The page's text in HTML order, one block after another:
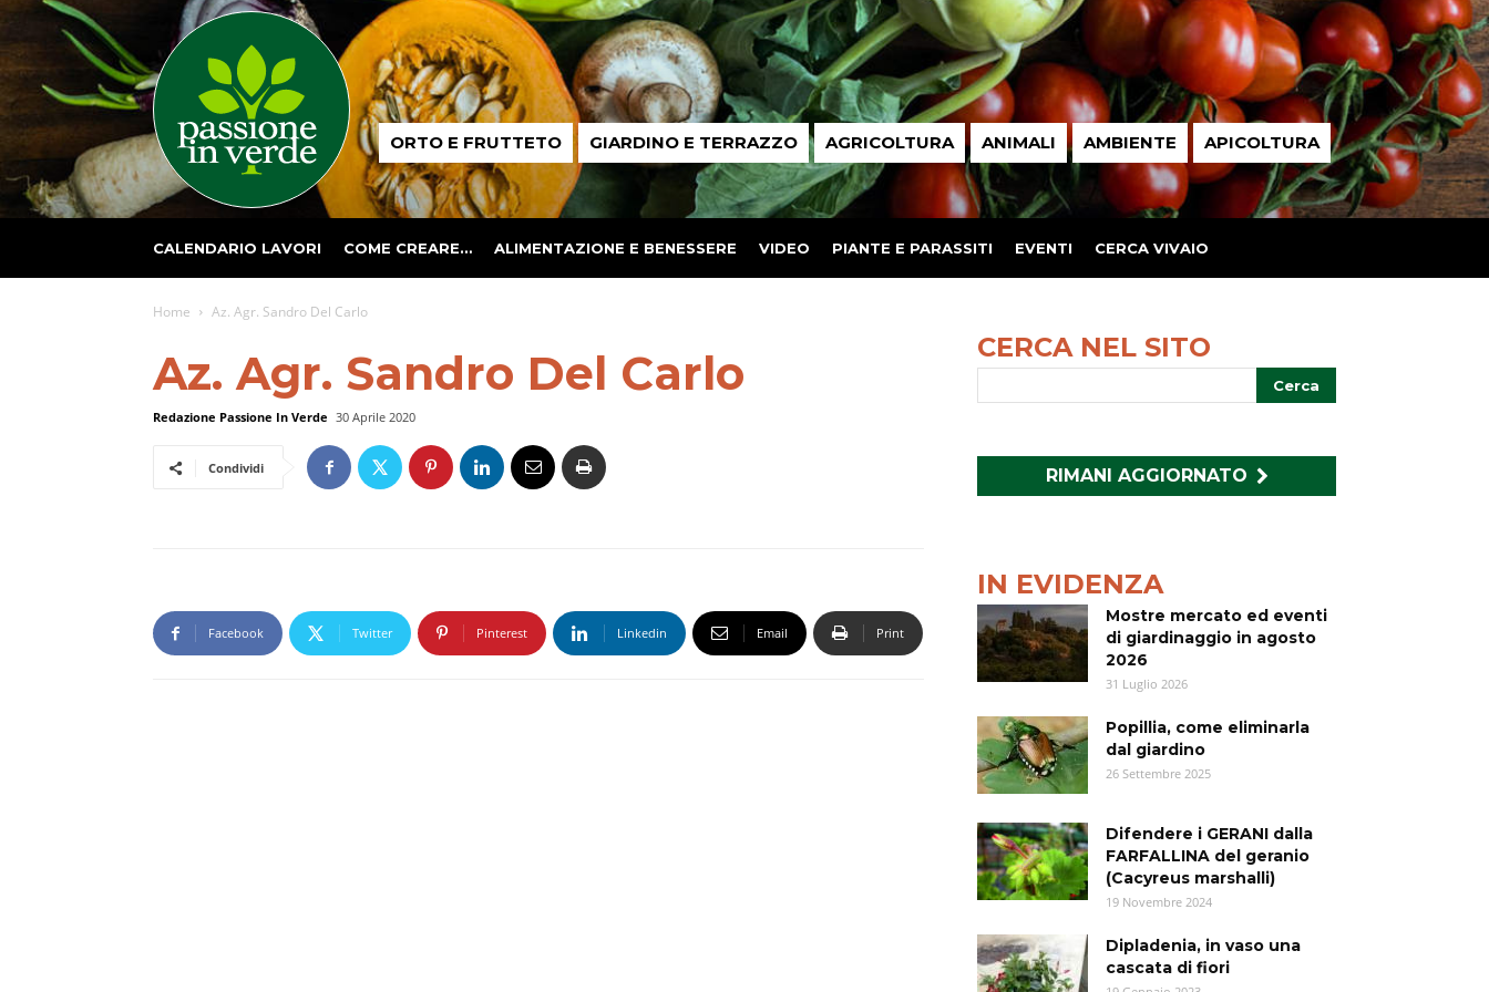
Passione
in ORTO E FRUTTETO GIARDINO E TERRAZZO AGRICOLTURA ANIMALI AMBIENTE APICOLTURA
CALENDARIO LAVORI COME CREARE… ALIMENTAZIONE E BENESSERE VIDEO PIANTE E PARASSITI EVENTI CERCA VIVAIO
Home Az. Agr. Sandro Del Carlo
Az. Agr. Sandro Del Carlo
Redazione Passione In Verde 30 Aprile 2020
Condividi
Facebook Twitter Pinterest Linkedin Email Print
CERCA NEL SITO
RIMANI AGGIORNATO
IN EVIDENZA
Mostre mercato ed eventi
di giardinaggio in agosto
2026
31 Luglio 2026
Popillia, come eliminarla
dal giardino
26 Settembre 2025
Difendere i GERANI dalla
FARFALLINA del geranio
(Cacyreus marshalli)
19 Novembre 2024
Dipladenia, in vaso una
cascata di fiori